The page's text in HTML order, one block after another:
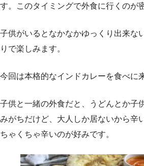
す。このタイミングで外食に行くのが
子供がいるとなかなかゆっくり出来な
りで楽しみます。
今回は本格的なインドカレーを食べに
子供と一緒の外食だと、うどんとか子
みがちだけど、大人しか居ないから辛
ちゃくちゃ辛いのが好みです。